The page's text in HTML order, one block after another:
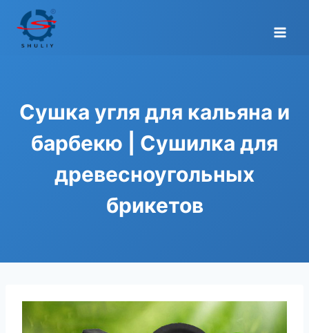
Перейти
содержимому
Сушка угля для кальяна и
барбекю | Сушилка для
древесноугольных
брикетов